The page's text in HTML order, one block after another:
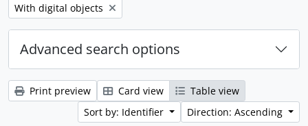
Remove filter:
With digital objects
Advanced search options
Print preview Card view
Table view
Sort by: Identifier
Direction: Ascending